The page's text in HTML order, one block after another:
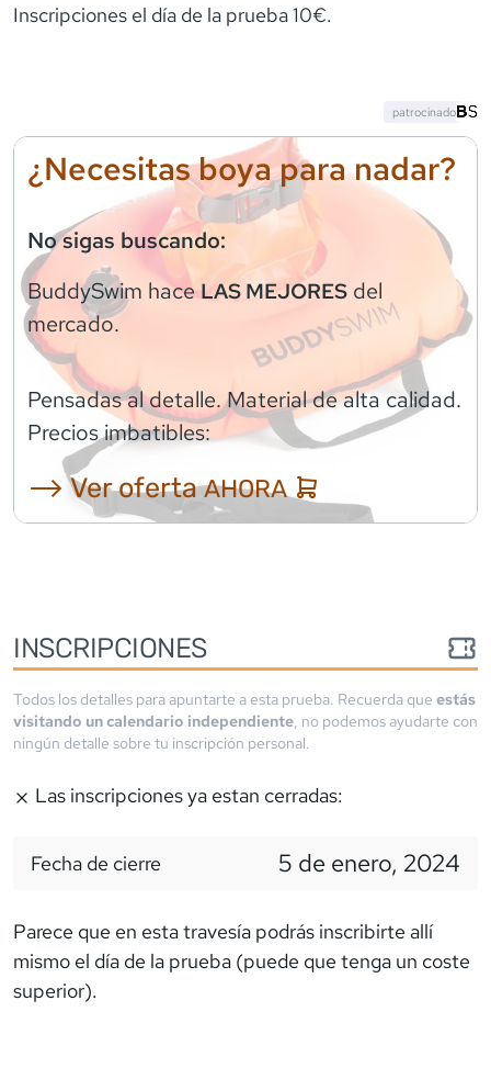
Inscripciones el día de la prueba 10€.
¿Necesitas boya para nadar?
No sigas buscando:
BuddySwim haceLAS MEJORES del
mercado.
Pensadas al detalle. Material de alta calidad.
Precios imbatibles:
⟶ Ver ofertaAHORA
patrocinado
INSCRIPCIONES
Todos los detalles para apuntarte a esta prueba. Recuerda que estás
visitando un calendario independiente, no podemos ayudarte con
ningún detalle sobre tu inscripción personal.
Las inscripciones ya estan cerradas:
Fecha de cierre 5 de enero, 2024
Parece que en esta travesía podrás inscribirte allí
mismo el día de la prueba (puede que tenga un coste
superior).